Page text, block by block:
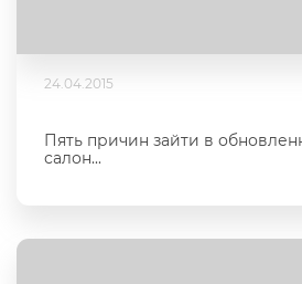
24.04.2015
Пять причин зайти в
салон...